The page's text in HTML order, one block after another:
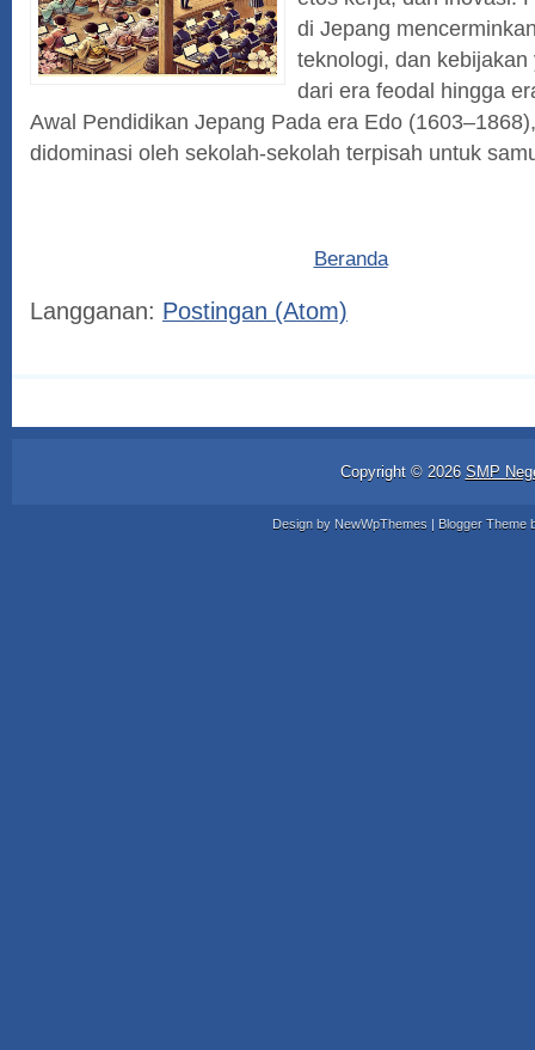
di Jepang
teknologi, dan
dari era feodal hingga
Awal Pendidikan Jepang Pada era Edo
didominasi oleh sekolah-sekolah terpisah untuk
Beranda
Langganan: Postingan (Atom)
Copyright © 2026 SMP
Design by NewWpThemes | Blogger Theme